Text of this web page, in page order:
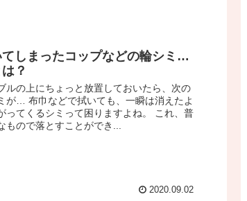
しまったコップなどの輪シミ…
？
ルの上にちょっと放置しておいたら、次の
が… 布巾などで拭いても、一瞬は消えたよ
ってくるシミって困りますよね。 これ、普
ので落とすことができ...
2020.09.02